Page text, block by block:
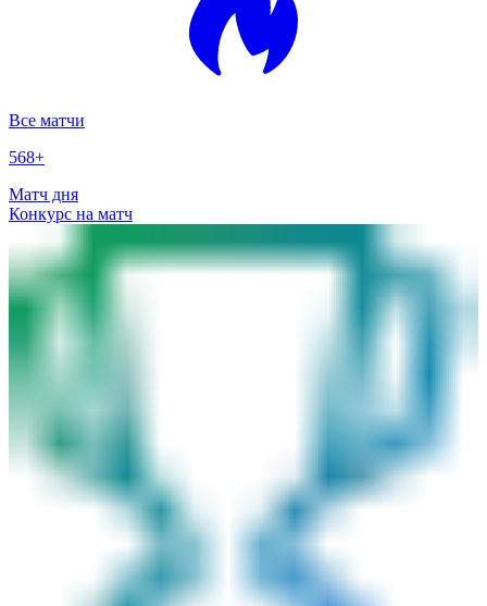
Все матчи
568+
Матч дня
Конкурс на матч